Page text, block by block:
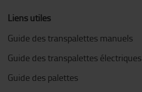
Liens utiles
Guide des transpalettes manuels
Guide des transpalettes électriques
Guide des palettes